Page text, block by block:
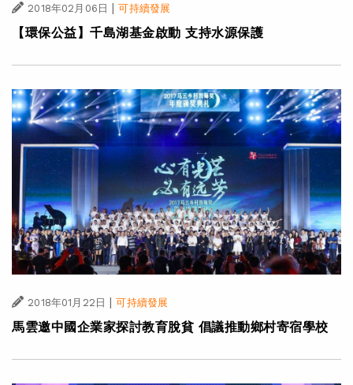
2018年02月06日 | 可持續發展
【環保公益】千島湖基金啟動 支持水源保護
2018年01月22日 可持續發展
馬雲邀中國企業家探討教育脫貧 倡議推動鄉村寄宿學校